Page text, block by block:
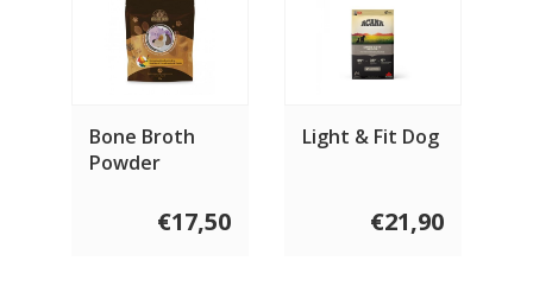
Bone Broth
Powder
€17,50
Light & Fit Dog
€21,90